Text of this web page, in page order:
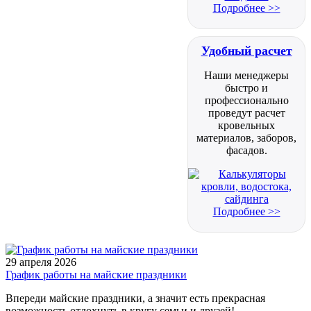
Подробнее >>
Удобный расчет
Наши менеджеры
быстро и
профессионально
проведут расчет
кровельных
материалов, заборов,
фасадов.
Подробнее >>
29 апреля 2026
График работы на майские праздники
Впереди майские праздники, а значит есть прекрасная